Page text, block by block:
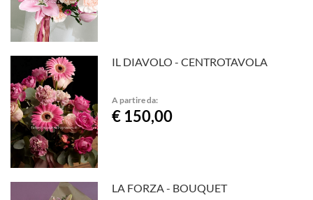
IL DIAVOLO - CENTROTAVOLA
A partire da:
€ 150,00
LA FORZA - BOUQUET